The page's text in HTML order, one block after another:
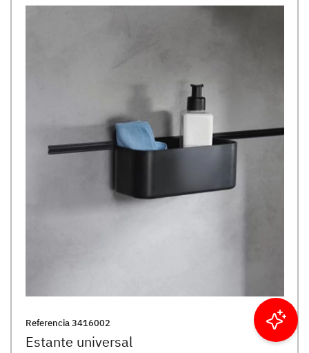
Referencia3416002
Estante universal
Filtrar resultados